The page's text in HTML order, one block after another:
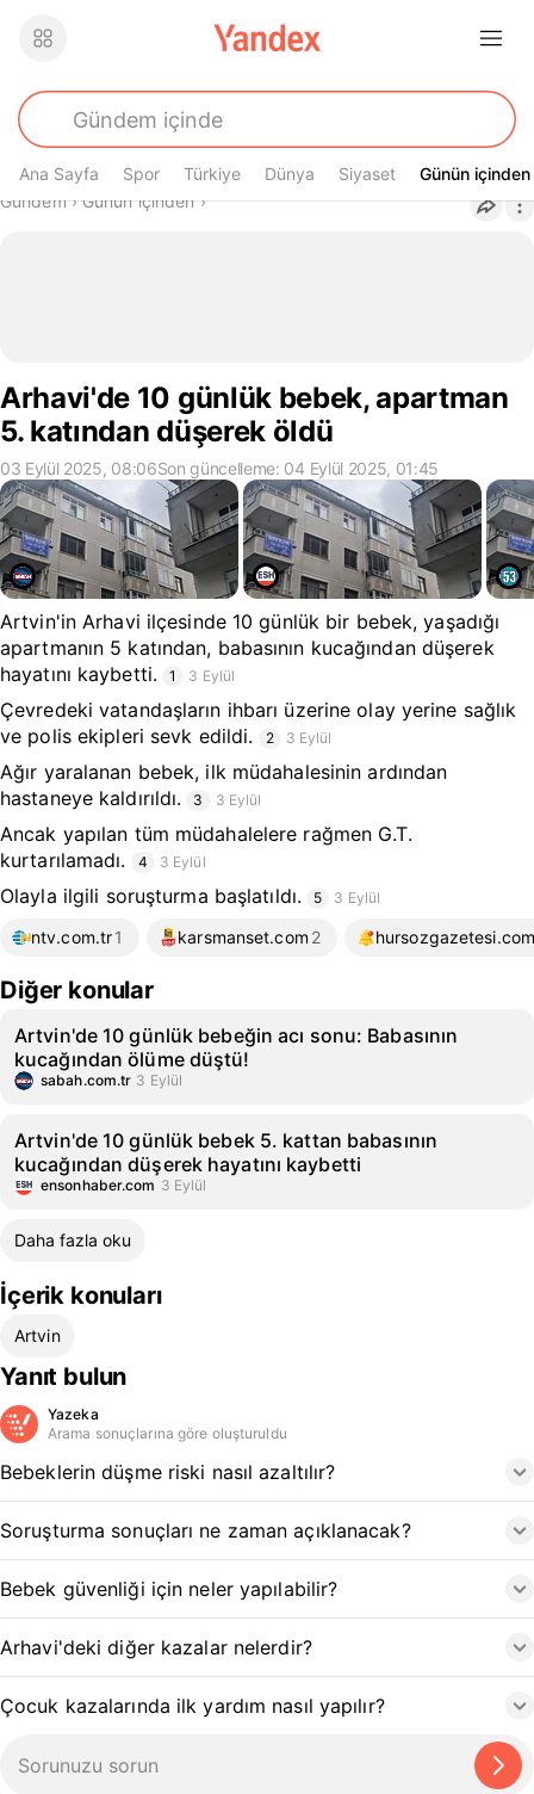
Ana Sayfa Spor Türkiye Dünya Siyaset Günün içinden
Günün içinden
Buradasın
Gündem› Günün içinden›
Arhavi'de 10 günlük bebek, apartman
5. katından düşerek öldü
03 Eylül 2025, 08:06Son güncelleme: 04 Eylül 2025, 01:45
Artvin'in Arhavi ilçesinde 10 günlük bir bebek, yaşadığı
apartmanın 5 katından, babasının kucağından düşerek
hayatını kaybetti.
1 3 Eylül
Çevredeki vatandaşların ihbarı üzerine olay yerine sağlık
ve polis ekipleri sevk edildi.
2 3 Eylül
Ağır yaralanan bebek, ilk müdahalesinin ardından
hastaneye kaldırıldı.
3 3 Eylül
Ancak yapılan tüm müdahalelere rağmen G.T.
kurtarılamadı.
4 3 Eylül
Olayla ilgili soruşturma başlatıldı. 5 3 Eylül
ntv.com.tr1 karsmanset.com 2 hursozgazetesi.com
Diğer konular
Artvin'de 10 günlük bebeğin acı sonu: Babasının
kucağından ölüme düştü!
sabah.com.tr 3 Eylül
Artvin'de 10 günlük bebek 5. kattan babasının
kucağından düşerek hayatını kaybetti
ensonhaber.com 3 Eylül
Daha fazla oku
İçerik konuları
Artvin
Yanıt bulun
Yazeka
Arama sonuçlarına göre oluşturuldu
Bebeklerin düşme riski nasıl azaltılır?
Soruşturma sonuçları ne zaman açıklanacak?
Bebek güvenliği için neler yapılabilir?
Arhavi'deki diğer kazalar nelerdir?
Çocuk kazalarında ilk yardım nasıl yapılır?